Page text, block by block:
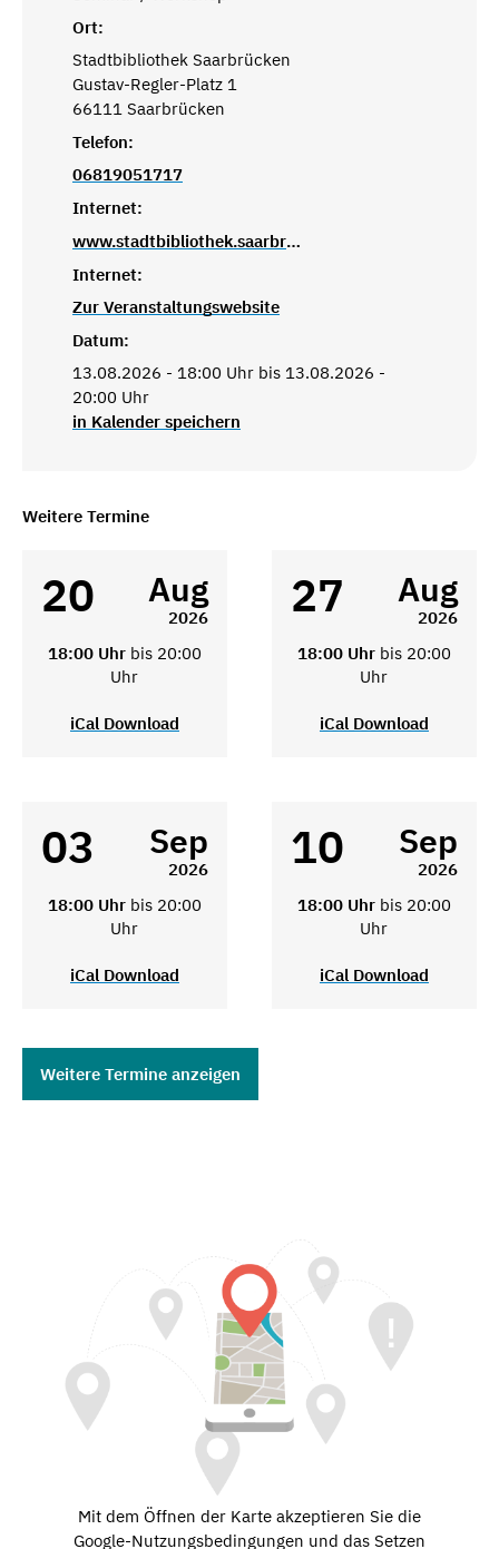
Ort:
Stadtbibliothek Saarbrücken
Gustav-Regler-Platz 1
66111 Saarbrücken
Telefon:
06819051717
Internet:
www.stadtbibliothek.saarbruecken.de
Internet:
Zur Veranstaltungswebsite
Datum:
13.08.2026 - 18:00 Uhr bis 13.08.2026 -
20:00 Uhr
in Kalender speichern
Weitere Termine
20 Aug
2026
18:00 Uhr bis 20:00
Uhr
iCal Download
27 Aug
2026
18:00 Uhr bis 20:00
Uhr
iCal Download
03 Sep
2026
18:00 Uhr bis 20:00
Uhr
iCal Download
10 Sep
2026
18:00 Uhr bis 20:00
Uhr
iCal Download
Weitere Termine anzeigen
Mit dem Öffnen der Karte akzeptieren Sie die
Google-Nutzungsbedingungen und das Setzen